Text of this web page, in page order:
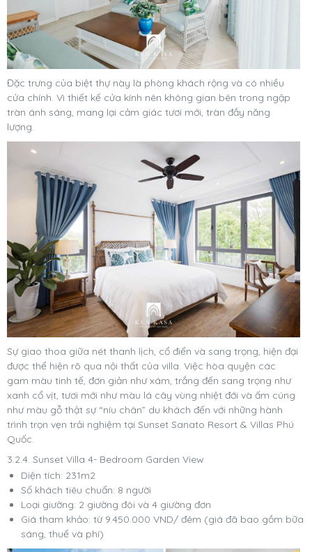
Đặc trưng của biệt thự này là phòng khách rộng và có nhiều
cửa chính. Vì thiết kế cửa kính nên không gian bên trong ngập
tràn ánh sáng, mang lại cảm giác tươi mới, tràn đầy năng
lượng.
Sự giao thoa giữa nét thanh lịch, cổ điển và sang trọng, hiện đại
được thể hiện rõ qua nội thất của villa. Việc hòa quyện các
gam màu tinh tế, đơn giản như xám, trắng đến sang trọng như
xanh cổ vịt, tươi mới như màu lá cây vùng nhiệt đới và ấm cúng
như màu gỗ thật sự “níu chân” du khách đến với những hành
trình trọn vẹn trải nghiệm tại Sunset Sanato Resort & Villas Phú
Quốc.
3.2.4. Sunset Villa 4- Bedroom Garden View
Diện tích: 231m2
Số khách tiêu chuẩn: 8 người
Loại giường: 2 giường đôi và 4 giường đơn
Giá tham khảo: từ 9.450.000 VND/ đêm (giá đã bao gồm bữa
sáng, thuế và phí)